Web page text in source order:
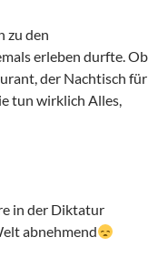
zu den
erleben durfte. Ob
der Nachtisch für
tun wirklich Alles,
in der Diktatur
abnehmend